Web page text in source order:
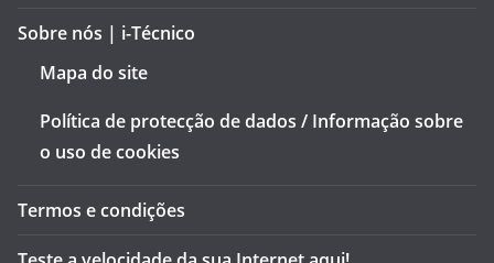
Sobre nós | i-Técnico
Mapa do site
Política de protecção de dados / Informação sobre
o uso de cookies
Termos e condições